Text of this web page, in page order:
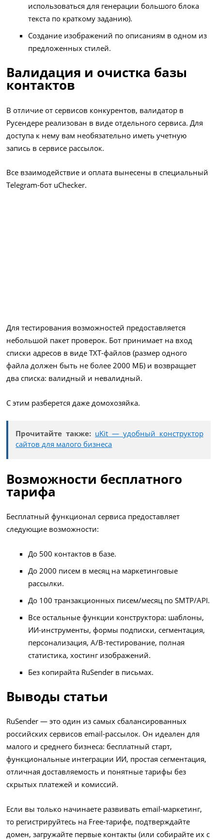
использоваться для генерации большого блока
текста по краткому заданию).
Создание изображений по описаниям в одном из
предложенных стилей.
Валидация и очистка базы
контактов
В отличие от сервисов конкурентов, валидатор в
Русендере реализован в виде отдельного сервиса. Для
доступа к нему вам необязательно иметь учетную
запись в сервисе рассылок.
Все взаимодействие и оплата вынесены в специальный
Telegram-бот uChecker.
Для тестирования возможностей предоставляется
небольшой пакет проверок. Бот принимает на вход
списки адресов в виде TXT-файлов (размер одного
файла должен быть не более 2000 МБ) и возвращает
два списка: валидный и невалидный.
С этим разберется даже домохозяйка.
Прочитайте также: uKit — удобный конструктор
сайтов для малого бизнеса
Возможности бесплатного
тарифа
Бесплатный функционал сервиса предоставляет
следующие возможности:
До 500 контактов в базе.
До 2000 писем в месяц на маркетинговые
рассылки.
До 100 транзакционных писем/месяц по SMTP/API.
Все остальные функции конструктора: шаблоны,
ИИ-инструменты, формы подписки, сегментация,
персонализация, A/B-тестирование, полная
статистика, хостинг изображений.
Без копирайта RuSender в письмах.
Выводы статьи
RuSender — это один из самых сбалансированных
российских сервисов email-рассылок. Он идеален для
малого и среднего бизнеса: бесплатный старт,
функциональные интеграции ИИ, простая сегментация,
отличная доставляемость и понятные тарифы без
скрытых платежей и комиссий.
Если вы только начинаете развивать email-маркетинг,
то регистрируйтесь на Free-тарифе, подтверждайте
домен, загружайте первые контакты (или собирайте их с